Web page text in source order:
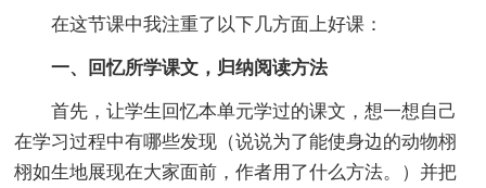
在这节课中我注重了以下几方面上好课：
一、回忆所学课文，归纳阅读方法
首先，让学生回忆本单元学过的课文，想一想自己
在学习过程中有哪些发现（说说为了能使身边的动物栩
栩如生地展现在大家面前，作者用了什么方法。）并把